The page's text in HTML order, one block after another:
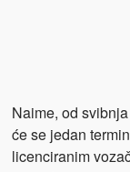
Naime, od
će se jedan
licenciranim